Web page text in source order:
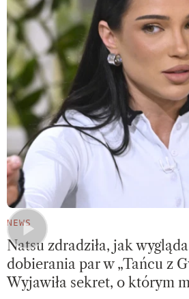
NEWS
Natsu zdradziła, jak
dobierania par w „Tańcu z
Wyjawiła sekret, o którym